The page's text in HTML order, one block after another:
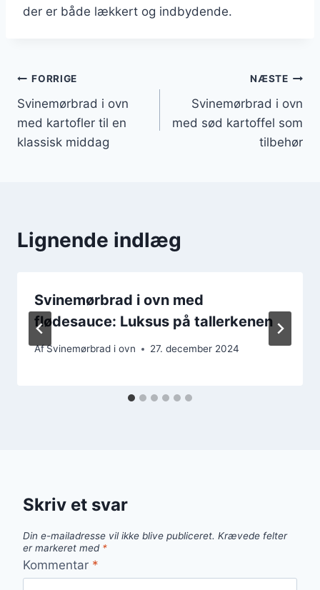
der er både lækkert og indbydende.
Indlægsnavigation
FORRIGE
Svinemørbrad i ovn
med kartofler til en
klassisk middag
NÆSTE
Svinemørbrad i ovn
med sød kartoffel som
tilbehør
Lignende indlæg
Svinemørbrad i ovn med
flødesauce: Luksus på tallerkenen
AfSvinemørbrad i ovn 27. december 2024
Skriv et svar
Din e-mailadresse vil ikke blive publiceret. Krævede felter
er markeret med *
Kommentar *